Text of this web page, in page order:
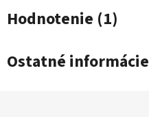
Hodnotenie (1)
Ostatné informácie